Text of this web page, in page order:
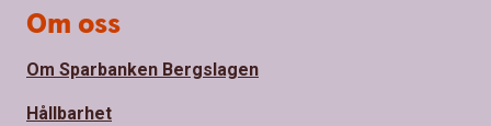
Om oss
Om Sparbanken Bergslagen
Hållbarhet